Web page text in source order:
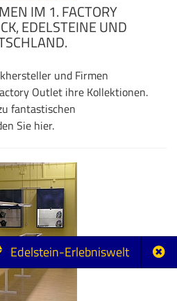
Edelstein-Erlebniswelt
IM 1. FACTORY
EDELSTEINE UND
und Firmen
Outlet ihre Kollektionen.
fantastischen
Sie hier.